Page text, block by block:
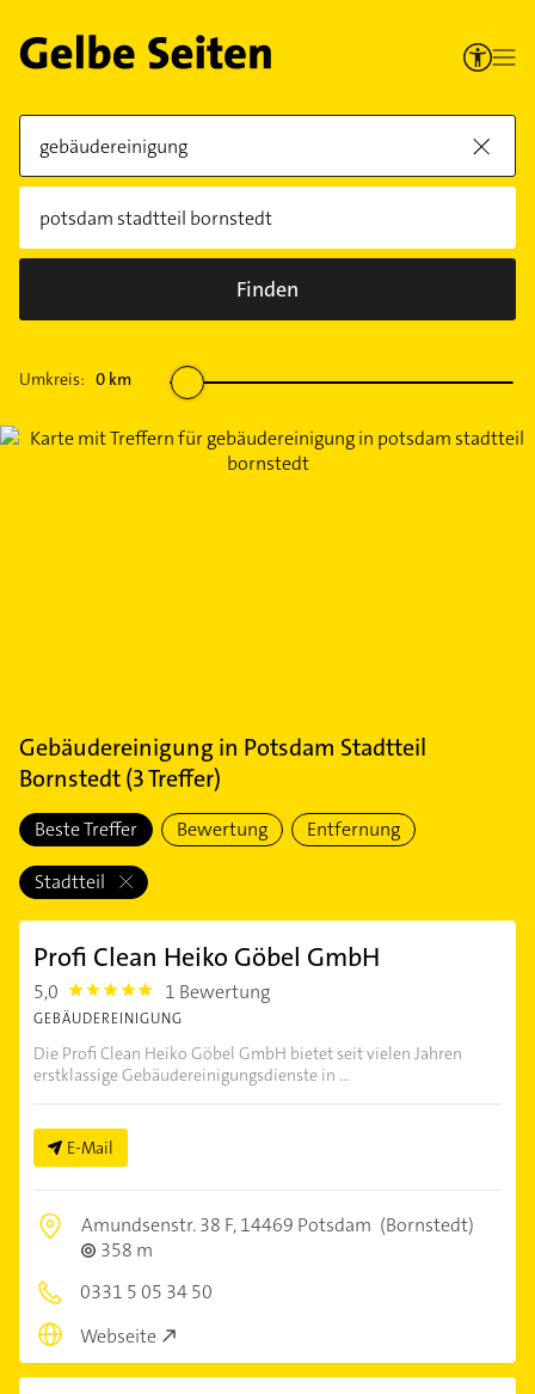
Finden
Umkreis: 0 km
Gebäudereinigung in Potsdam Stadtteil
Bornstedt(3Treffer)
Beste Treffer Bewertung Entfernung
Stadtteil
Profi Clean Heiko Göbel GmbH
5,0 5.0 1 Bewertung
GEBÄUDEREINIGUNG
Die Profi Clean Heiko Göbel GmbH bietet seit vielen Jahren
erstklassige Gebäudereinigungsdienste in ...
E-Mail
Amundsenstr. 38 F,14469 Potsdam (Bornstedt)
358 m
0331 5 05 34 50
Webseite